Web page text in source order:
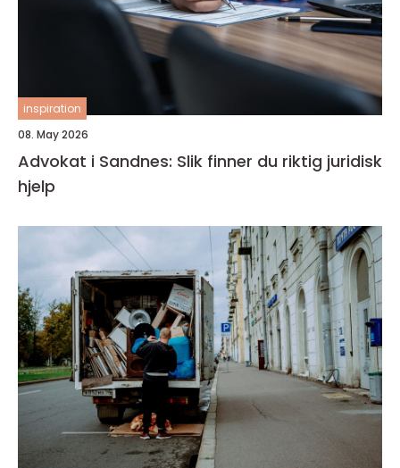
inspiration
08. May 2026
Advokat i Sandnes: Slik finner du riktig juridisk
hjelp